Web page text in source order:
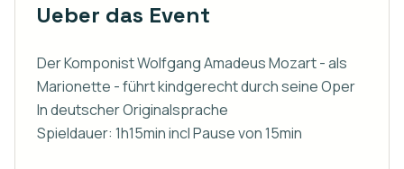
Ueber das Event
Der Komponist Wolfgang Amadeus Mozart - als
Marionette - führt kindgerecht durch seine Oper
In deutscher Originalsprache
Spieldauer: 1h15min incl Pause von 15min